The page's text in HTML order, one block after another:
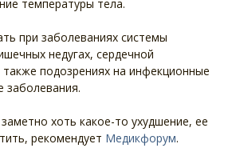
температуры тела.
при заболеваниях системы
недугах, сердечной
подозрениях на инфекционные
заболевания.
хоть какое-то ухудшение, ее
рекомендует Медикфорум.